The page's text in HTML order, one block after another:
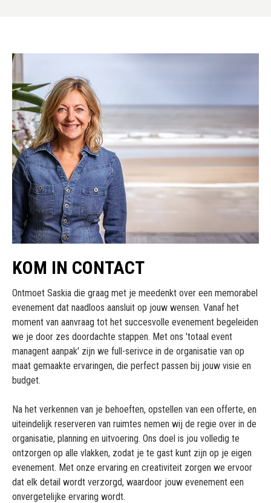
KOM IN CONTACT
Ontmoet Saskia die graag met je meedenkt over een memorabel
evenement dat naadloos aansluit op jouw wensen. Vanaf het
moment van aanvraag tot het succesvolle evenement begeleiden
we je door zes doordachte stappen. Met ons 'totaal event
managent aanpak' zijn we full-serivce in de organisatie van op
maat gemaakte ervaringen, die perfect passen bij jouw visie en
budget.
Na het verkennen van je behoeften, opstellen van een offerte, en
uiteindelijk reserveren van ruimtes nemen wij de regie over in de
organisatie, planning en uitvoering. Ons doel is jou volledig te
ontzorgen op alle vlakken, zodat je te gast kunt zijn op je eigen
evenement. Met onze ervaring en creativiteit zorgen we ervoor
dat elk detail wordt verzorgd, waardoor jouw evenement een
onvergetelijke ervaring wordt.